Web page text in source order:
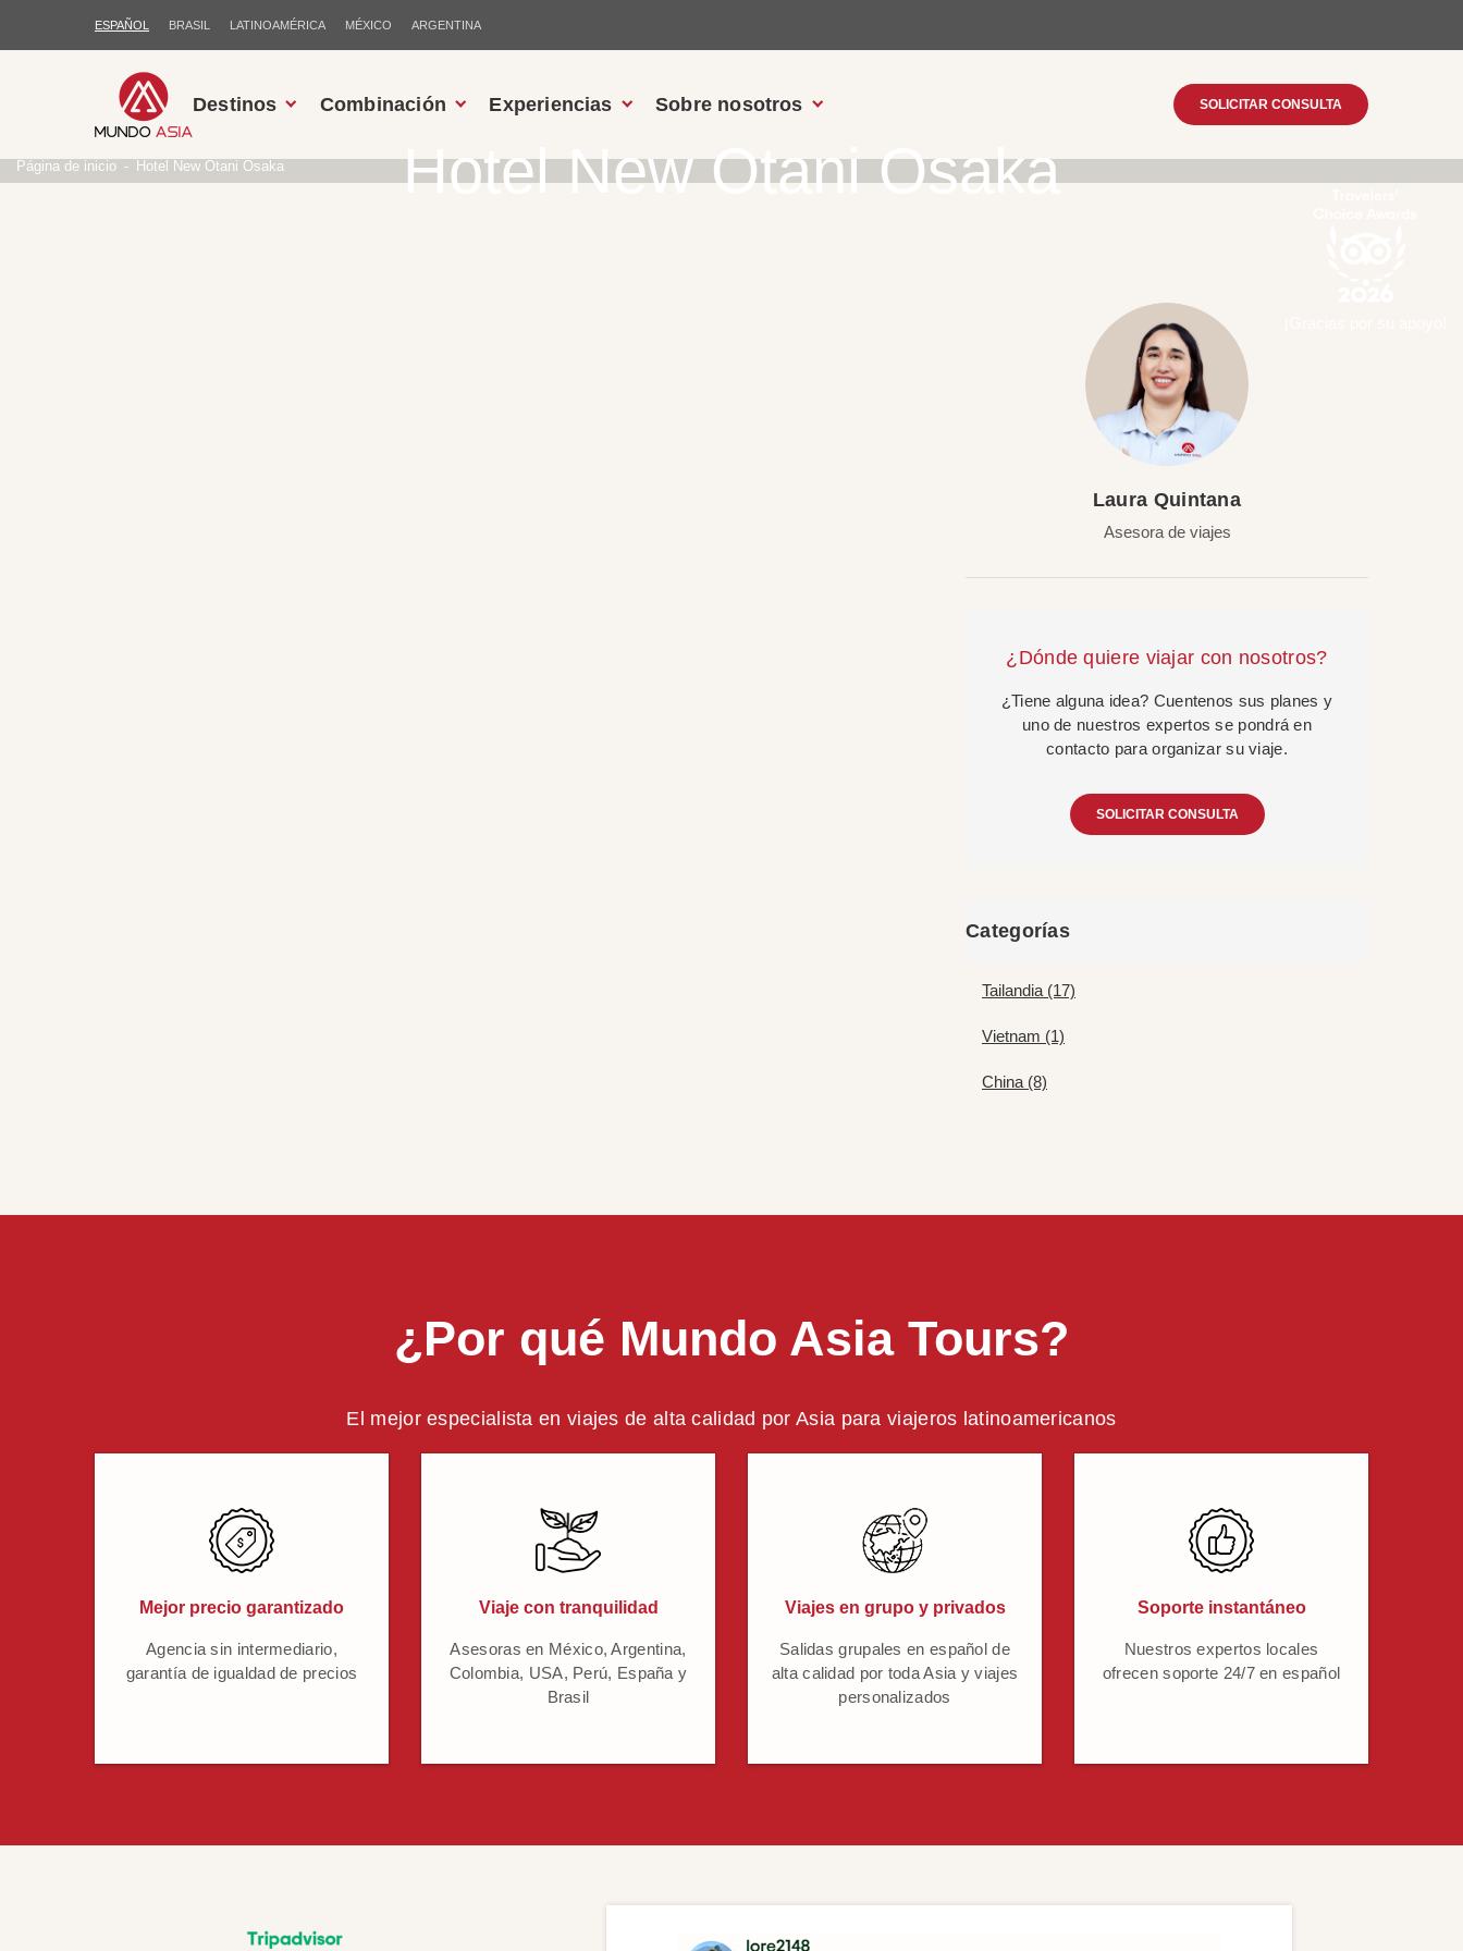
ESPAÑOL BRASIL LATINOAMÉRICA MÉXICO ARGENTINA
Destinos Combinación Experiencias Sobre nosotros SOLICITAR CONSULTA
Hotel New Otani Osaka
Página de inicio Hotel New Otani Osaka
Laura Quintana
Asesora de viajes
¿Dónde quiere viajar con nosotros?
¿Tiene alguna idea? Cuentenos sus planes y
uno de nuestros expertos se pondrá en
contacto para organizar su viaje.
SOLICITAR CONSULTA
Categorías
Tailandia (17)
Vietnam (1)
China (8)
¿Por qué Mundo Asia Tours?
El mejor especialista en viajes de alta calidad por Asia para viajeros latinoamericanos
Mejor precio garantizado
Agencia sin intermediario,
garantía de igualdad de precios
Viaje con tranquilidad
Asesoras en México, Argentina,
Colombia, USA, Perú, España y
Brasil
Viajes en grupo y privados
Salidas grupales en español de
alta calidad por toda Asia y viajes
personalizados
Soporte instantáneo
Nuestros expertos locales
ofrecen soporte 24/7 en español